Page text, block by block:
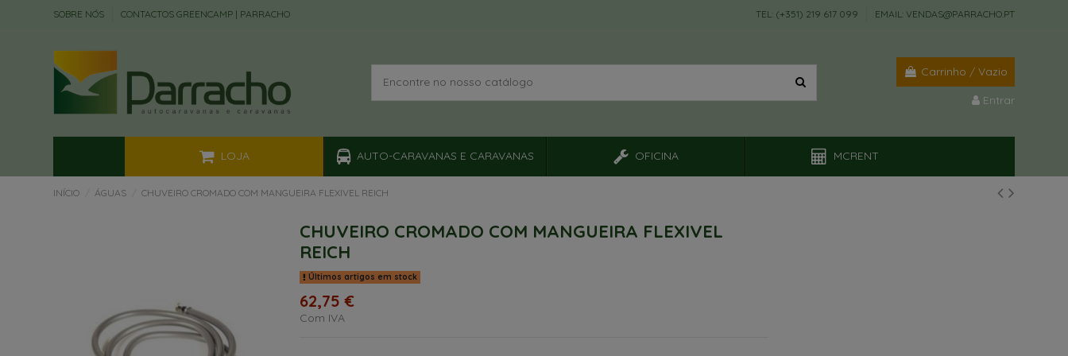
SOBRE NÓS CONTACTOS GREENCAMP | PARRACHO TEL: (+351) 219 617 099 EMAIL: VENDAS@PARRACHO.PT
Carrinho / Vazio
Entrar
LOJA AUTO-CARAVANAS E CARAVANAS OFICINA MCRENT
INÍCIO ÁGUAS CHUVEIRO CROMADO COM MANGUEIRA FLEXIVEL REICH
CHUVEIRO CROMADO COM MANGUEIRA FLEXIVEL
REICH
Últimos artigos em stock
62,75 €
Com IVA